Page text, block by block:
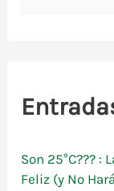
r
o
Son 25°C??? :
Feliz (y No